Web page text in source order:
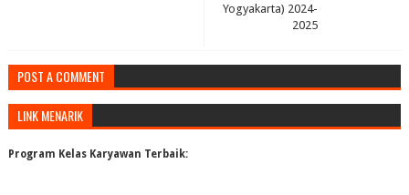
Yogyakarta) 2024-
2025
POST A COMMENT
LINK MENARIK
Program Kelas Karyawan Terbaik: